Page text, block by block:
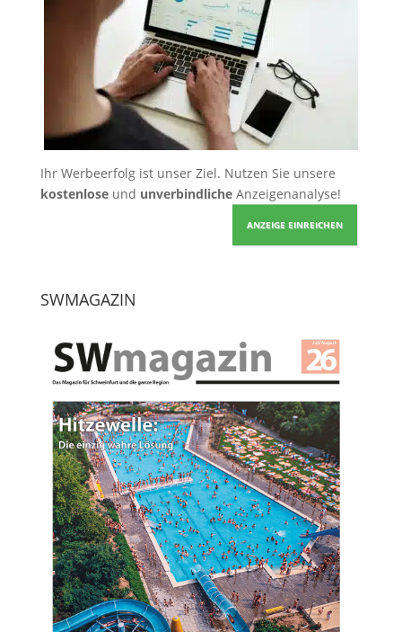
Ihr Werbeerfolg ist unser Ziel. Nutzen Sie unsere
kostenloseund unverbindlicheAnzeigenanalyse!
ANZEIGE EINREICHEN
SWMAGAZIN